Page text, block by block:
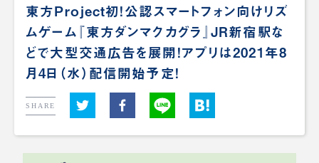
東方Project初！公認スマートフォン向けリズ
ムゲーム『東方ダンマクカグラ』JR新宿駅な
どで大型交通広告を展開！アプリは2021年8
月4日（水）配信開始予定！
SHARE